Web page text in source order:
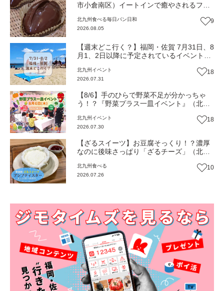
市小倉南区）イートインで癒やされるフワ
北九州食べる毎日パン日和
2026.08.05
9
【週末どこ行く？】福岡・佐賀 7月31日、8
月1、2日以降に予定されているイベントま
北九州 イベント
2026.07.31
18
【8/6】手のひらで野菜不足が分かっちゃ
う！？『野菜プラス一皿イベント』（北九
北九州 イベント
2026.07.30
18
【ざるスイーツ】お豆腐そっくり！？濃厚
なのに後味さっぱり「ざるチーズ」（北九
北九州食べる
2026.07.26
10